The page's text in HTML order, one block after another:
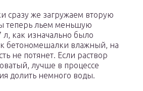
сразу же загружаем вторую
теперь льем меньшую
как изначально было
бетономешалки влажный, на
не потянет. Если раствор
лучше в процессе
долить немного воды.